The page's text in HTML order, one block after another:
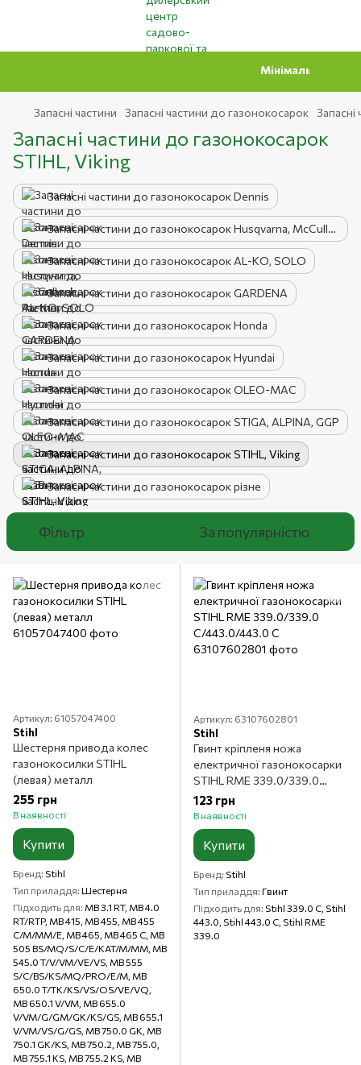
Мінімальна сума
Запасні частини Запасні частини до газонокосарок
Запасні частини до газонокосарок
STIHL, Viking
Запасні частини до газонокосарок Dennis
Запасні частини до газонокосарок Husqvarna, McCulloch, Partner
Запасні частини до газонокосарок AL-KO, SOLO
Запасні частини до газонокосарок GARDENA
Запасні частини до газонокосарок Honda
Запасні частини до газонокосарок Hyundai
Запасні частини до газонокосарок OLEO-MAC
Запасні частини до газонокосарок STIGA, ALPINA, GGP
Запасні частини до газонокосарок STIHL, Viking
Запасні частини до газонокосарок різне
Фільтр За популярністю
Артикул: 61057047400
Stihl
Шестерня привода колес
газонокосилки STIHL
(левая) металл
255 грн
В наявності
Купити
Бренд Stihl
Тип приладдя Шестерня
Підходить для MB 3.1 RT, MB 4.0
RT/RTP, MB 415, MB 455, MB 455
C/M/MM/E, MB 465, MB 465 C, MB
505 BS/MQ/S/C/E/KAT/M/MM, MB
545.0 T/V/VM/VE/VS, MB 555
S/C/BS/KS/MQ/PRO/E/M, MB
650.0 T/TK/KS/VS/OS/VE/VQ,
MB 650.1 V/VM, MB 655.0
V/VM/G/GM/GK/KS/GS, MB 655.1
V/VM/VS/G/GS, MB 750.0 GK, MB
750.1 GK/KS, MB 750.2, MB 755.0,
MB 755.1 KS, MB 755.2 KS, MB
Артикул: 63107602801
Stihl
Гвинт кріпленя ножа
електричної газонокосарки
STIHL RME 339.0/339.0
C/443.0/443.0 C
123 грн
В наявності
Купити
Бренд Stihl
Тип приладдя Гвинт
Підходить для Stihl 339.0 C, Stihl
443.0, Stihl 443.0 C, Stihl RME
339.0